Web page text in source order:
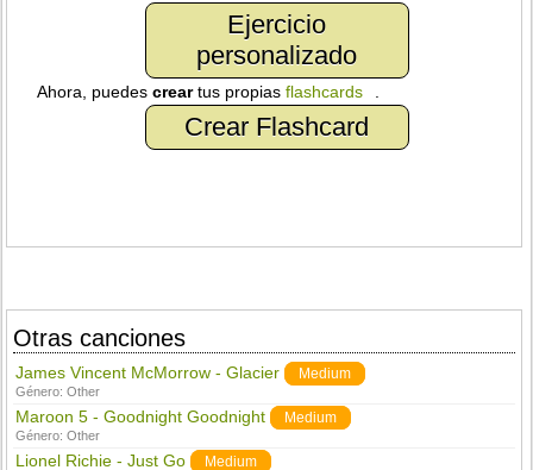
Ejercicio
personalizado
Ahora, puedescreartus propiasflashcards
Crear Flashcard
Otras canciones
James Vincent McMorrow - Glacier Medium
Género:Other
Maroon 5 - Goodnight Goodnight Medium
Género:Other
Lionel Richie - Just Go Medium